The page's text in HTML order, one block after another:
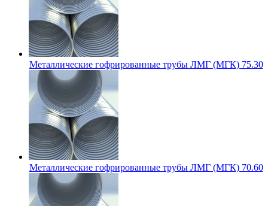
Металлические гофрированные трубы ЛМГ (МГК) 75.30
Металлические гофрированные трубы ЛМГ (МГК) 70.60